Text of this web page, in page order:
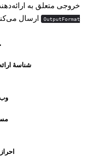
خروجی متعلق به
OutputFormat ارسال
شناسهٔ